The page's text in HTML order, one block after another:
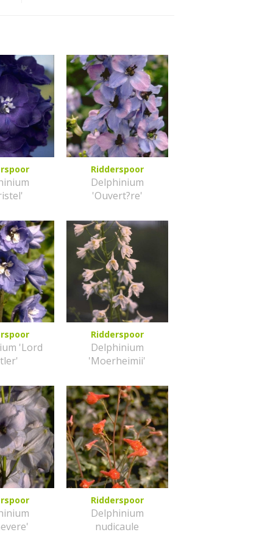
Ridderspoor
Delphinium
'Ouvert?re'
'Lord
Ridderspoor
Delphinium
'Moerheimii'
Ridderspoor
Delphinium
nudicaule